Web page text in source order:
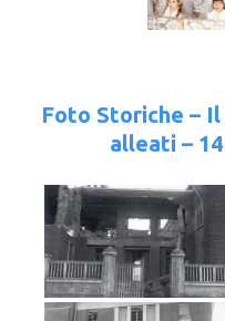
Foto Storiche –
alleati –